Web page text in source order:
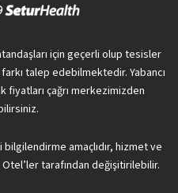
için geçerli olup tesisler
talep edebilmektedir. Yabancı
fiyatları çağrı merkezimizden
amaçlıdır, hizmet ve
tarafından değişitirilebilir.